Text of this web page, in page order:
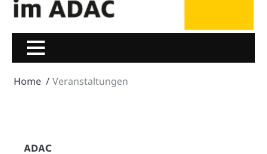
Home Veranstaltungen
ADAC